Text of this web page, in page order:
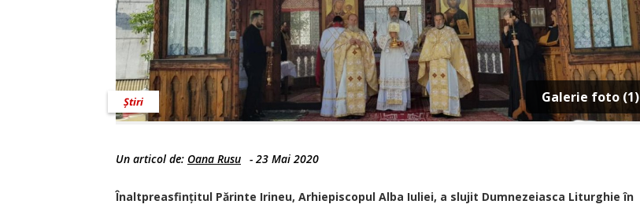
Galerie foto (1)
Știri
Un articol de: Oana Rusu - 23 Mai 2020
Înaltpreasfințitul Părinte Irineu, Arhiepiscopul Alba Iuliei, a slujit Dumnezeiasca Liturghie în